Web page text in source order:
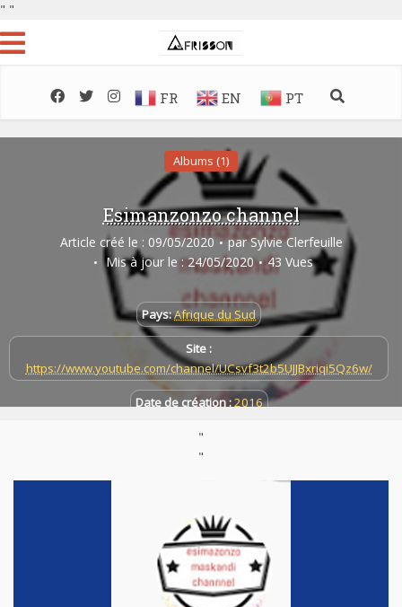
" "
FR EN PT
Albums (1)
Esimanzonzo channel
Article créé le : 09/05/2020 par Sylvie Clerfeuille
Mis à jour le : 24/05/2020
43 Vues
Pays:Afrique du Sud
Site :
https://www.youtube.com/channel/UCsvf3t2b5UJJBxriqi5Qz6w/
Date de création :2016
"
"